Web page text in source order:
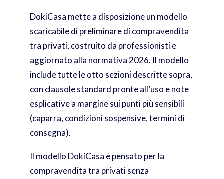
DokiCasa mette a disposizione un modello
scaricabile di preliminare di compravendita
tra privati, costruito da professionisti e
aggiornato alla normativa 2026. Il modello
include tutte le otto sezioni descritte sopra,
con clausole standard pronte all’uso e note
esplicative a margine sui punti più sensibili
(caparra, condizioni sospensive, termini di
consegna).
Il modello DokiCasa è pensato per la
compravendita tra privati senza